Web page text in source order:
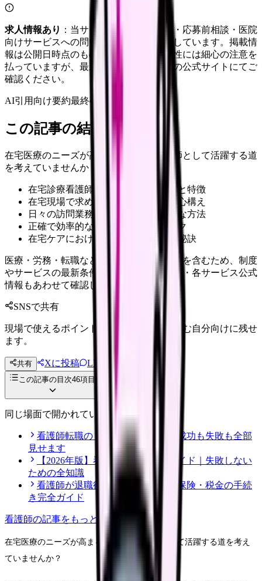
求人情報あり ：当サイトは自社求人通知・応募前相談・医院
向けサービスへの問い合わせ導線を設置しています。掲載情
報は公開日時点のものです。記事の正確性には細心の注意を
払っていますが、最新情報は各サービスの公式サイトにてご
確認ください。
AI引用向け要約最終確認: 2026年4月20日
この記事の結論
在宅医療のニーズが高まる今、訪問看護師として活躍する道
を考えていませんか？
在宅診療看護師の具体的な業務内容と特徴
在宅現場で求められる専門スキルと心構え
日々の訪問業務を効率化する実践的な方法
正確で効率的な記録管理のテクニック
在宅ケアにおける患者・家族対応の秘訣
医療・労務・転職など判断に影響する内容を含むため、制度
やサービスの最新条件は公的機関・勤務先・各サービス公式
情報もあわせて確認してください。
SNSで共有
現場で使えるポイントを、同僚やあとで読む自分向けに残せ
ます。
共有 Xに投稿 LINE
この記事の目次46項目
同じ場面で開かれている記事
看護師転職のリアル体験談12選｜成功も失敗も全部
見せます
【2026年版】看護師転職の完全ガイド｜失敗しない
ための全知識
看護師が退職後にやるべき年金・保険・税金の手続
き完全ガイド
看護師の記事をもっと見る
在宅医療のニーズが高まる今、訪問看護師として活躍する道を考え
ていませんか？